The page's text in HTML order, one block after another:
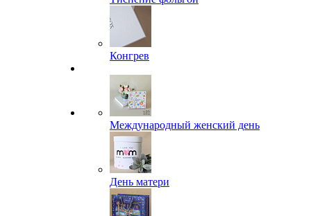
Конгрев
Международный женский день
День матери